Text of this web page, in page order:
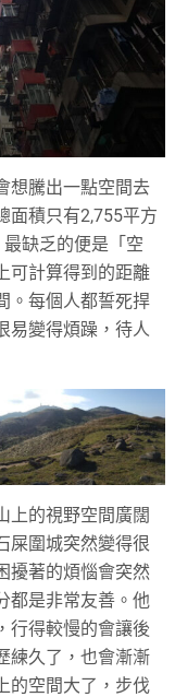
想騰出一點空間去
面積只有2,755平方
缺乏的便是「空
可計算得到的距離
。每個人都誓死捍
易變得煩躁，待人
上的視野空間廣闊
屎圍城突然變得很
擾著的煩惱會突然
都是非常友善。他
行得較慢的會讓後
練久了，也會漸漸
的空間大了，步伐